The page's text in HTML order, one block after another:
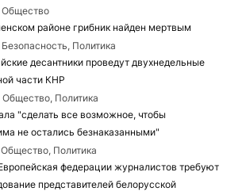
Общество
районе грибник найден мертвым
Безопасность, Политика
десантники проведут двухнедельные
части КНР
Общество, Политика
"сделать все возможное, чтобы
не остались безнаказанными"
Общество, Политика
федерации журналистов требуют
представителей белорусской